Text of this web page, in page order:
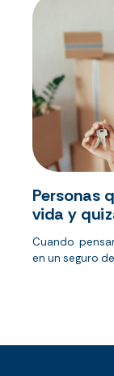
Personas
vida y
Cuando
en un seguro